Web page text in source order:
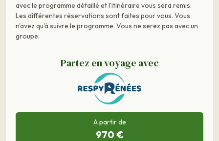
avec le programme détaillé et l'itinéraire vous sera remis.
Les différentes réservations sont faites pour vous. Vous
n'avez qu'à suivre le programme. Vous ne serez pas avec un
groupe.
Partez en voyage avec
A partir de
970 €